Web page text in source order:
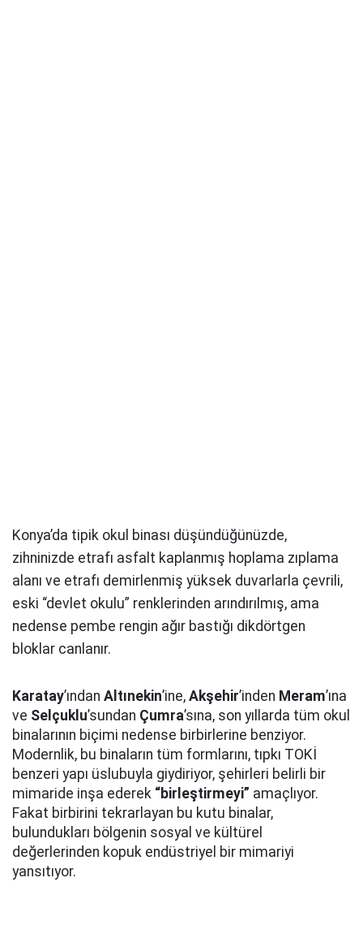
Konya’da tipik okul binası düşündüğünüzde,
zihninizde etrafı asfalt kaplanmış hoplama zıplama
alanı ve etrafı demirlenmiş yüksek duvarlarla çevrili,
eski “devlet okulu” renklerinden arındırılmış, ama
nedense pembe rengin ağır bastığı dikdörtgen
bloklar canlanır.
Karatay’ından Altınekin’ine, Akşehir’inden Meram’ına
ve Selçuklu’sundan Çumra’sına, son yıllarda tüm okul
binalarının biçimi nedense birbirlerine benziyor.
Modernlik, bu binaların tüm formlarını, tıpkı TOKİ
benzeri yapı üslubuyla giydiriyor, şehirleri belirli bir
mimaride inşa ederek “birleştirmeyi” amaçlıyor.
Fakat birbirini tekrarlayan bu kutu binalar,
bulundukları bölgenin sosyal ve kültürel
değerlerinden kopuk endüstriyel bir mimariyi
yansıtıyor.